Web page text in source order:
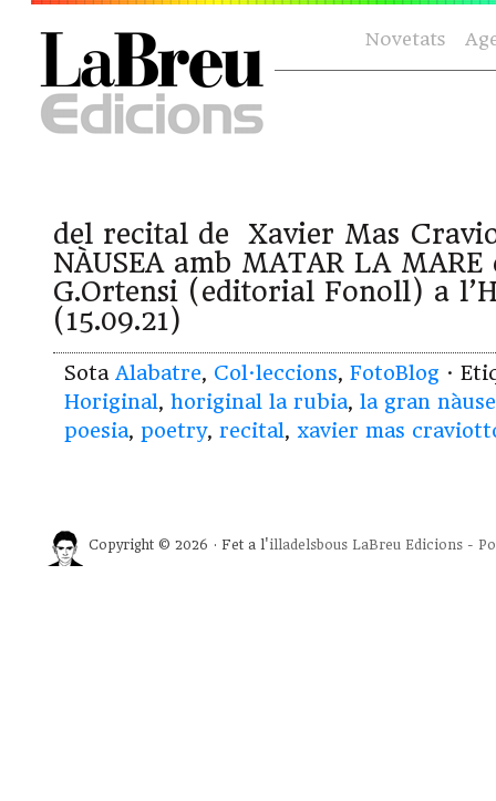
Novetats
del recital de Xavier Mas
NÀUSEA amb MATAR LA
G.Ortensi (editorial Fonoll) a
(15.09.21)
Sota Alabatre, Col·leccions, FotoBlog ·
Horiginal, horiginal la rubia, la gran
poesia, poetry, recital, xavier mas
Copyright © 2026 · Fet a l'illadelsbous LaBreu Edicions -